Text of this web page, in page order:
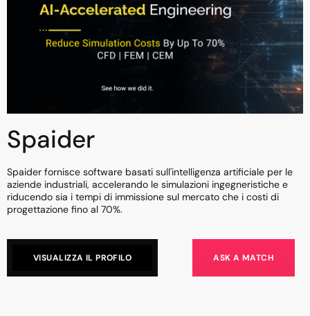
Spaider
Spaider fornisce software basati sull'intelligenza artificiale per le
aziende industriali, accelerando le simulazioni ingegneristiche e
riducendo sia i tempi di immissione sul mercato che i costi di
progettazione fino al 70%.
VISUALIZZA IL PROFILO ASK A MATCH